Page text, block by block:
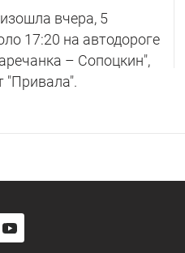
вчера, 5
17:20 на автодороге
– Сопоцкин",
"Привала".